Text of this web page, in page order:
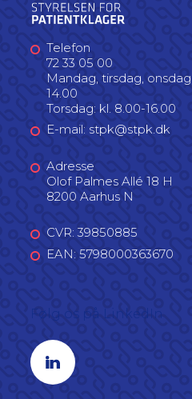
Telefon
72 33 05 00
Mandag, tirsdag,
14.00
Torsdag: kl. 8.00-16.00
E-mail: stpk@stpk.dk
Adresse
Olof Palmes Allé 18 H
8200 Aarhus N
CVR: 39850885
EAN: 5798000363670
Linkedin profil